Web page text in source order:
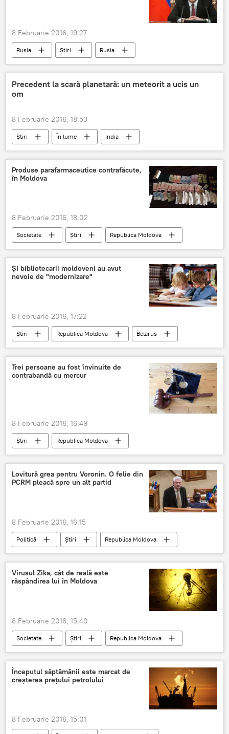
8 Februarie 2016, 19:27
Rusia Știri
Rusia
procedură
înregistrare simplificată
Precedent la scară planetară: un meteorit a ucis un
om
8 Februarie 2016, 18:53
Știri În lume
India
meteorit
caz
Produse parafarmaceutice contrafăcute,
în Moldova
8 Februarie 2016, 18:02
Societate Știri
Republica Moldova
medicamente
Moldova poliţie
ȘI bibliotecarii moldoveni au avut
nevoie de "modernizare"
8 Februarie 2016, 17:22
Știri Republica Moldova
Belarus
Armenia
bibliotecari
standarde
Uniunea European
Trei persoane au fost învinuite de
contrabandă cu mercur
8 Februarie 2016, 16:49
Știri
Republica Moldova
Procuratura Chişinău
contrabandă
învinuire
mercur
Lovitură grea pentru Voronin. O felie din
PCRM pleacă spre un alt partid
8 Februarie 2016, 16:15
Politică Știri
Republica Moldova
PSRM
Ieşire din partid
Igor Dodon
Membri ai PCRM
Aderare
Virusul Zika, cât de reală este
răspândirea lui în Moldova
8 Februarie 2016, 15:40
Societate Știri
Republica Moldova
Moldova
virus Zika
Începutul săptămânii este marcat de
creşterea preţului petrolului
8 Februarie 2016, 15:01